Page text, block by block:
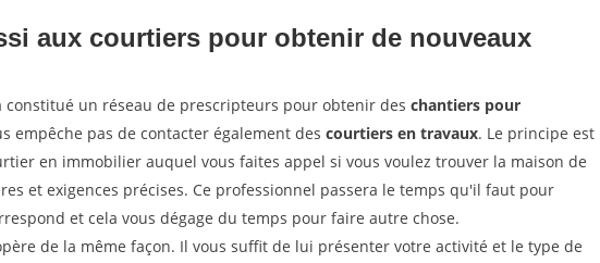
aux courtiers pour obtenir de nouveaux
constitué un réseau de prescripteurs pour obtenir des chantiers pour
empêche pas de contacter également des courtiers en travaux. Le principe est
en immobilier auquel vous faites appel si vous voulez trouver la maison de
et exigences précises. Ce professionnel passera le temps qu'il faut pour
et cela vous dégage du temps pour faire autre chose.
de la même façon. Il vous suffit de lui présenter votre activité et le type de